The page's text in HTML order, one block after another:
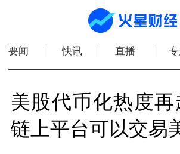
要闻 快讯 直播
美股代币化热度
链上平台可以交易